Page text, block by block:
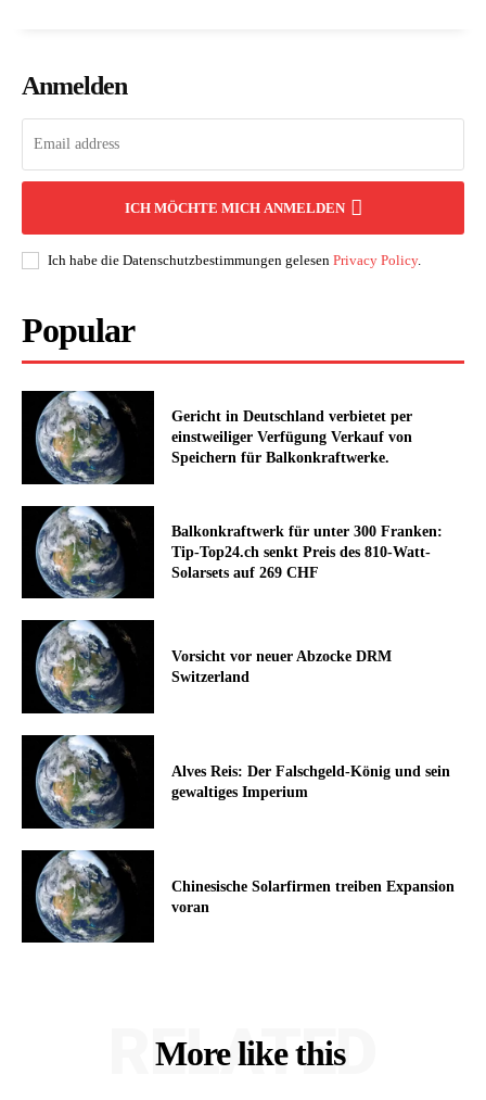
Anmelden
ICH MÖCHTE MICH ANMELDEN
Ich habe die Datenschutzbestimmungen gelesen Privacy Policy.
Popular
Gericht in Deutschland verbietet per
einstweiliger Verfügung Verkauf von
Speichern für Balkonkraftwerke.
Balkonkraftwerk für unter 300 Franken:
Tip-Top24.ch senkt Preis des 810-Watt-
Solarsets auf 269 CHF
Vorsicht vor neuer Abzocke DRM
Switzerland
Alves Reis: Der Falschgeld-König und sein
gewaltiges Imperium
Chinesische Solarfirmen treiben Expansion
voran
More like this
RELATED